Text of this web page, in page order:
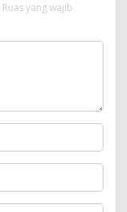
Ruas yang wajib